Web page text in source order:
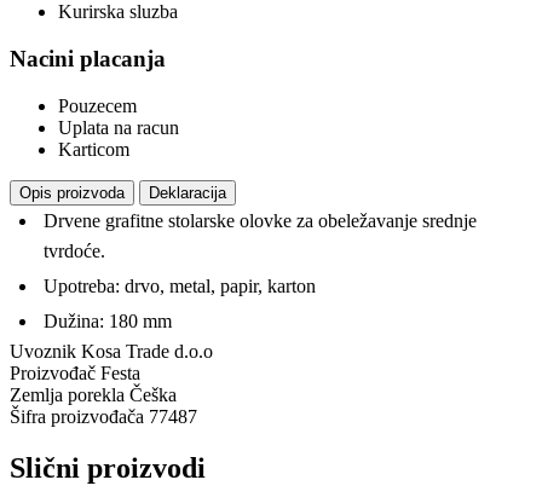
Kurirska sluzba
Nacini placanja
Pouzecem
Uplata na racun
Karticom
Opis proizvoda Deklaracija
Drvene grafitne stolarske olovke za obeležavanje srednje
tvrdoće.
Upotreba: drvo, metal, papir, karton
Dužina: 180 mm
Uvoznik Kosa Trade d.o.o
Proizvođač Festa
Zemlja porekla Češka
Šifra proizvođača 77487
Slični proizvodi